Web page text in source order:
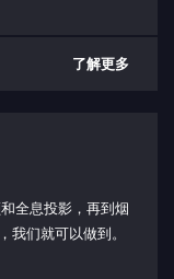
了解更多
全息投影，再到烟
我们就可以做到。